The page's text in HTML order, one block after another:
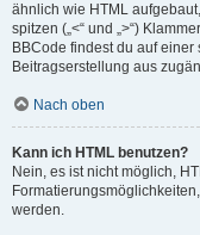
ähnlich wie HTML
spitzen („<“ und „>“)
BBCode findest du auf
Beitragserstellung aus
Nach oben
Kann ich HTML benutzen?
Nein, es ist nicht möglich,
werden.